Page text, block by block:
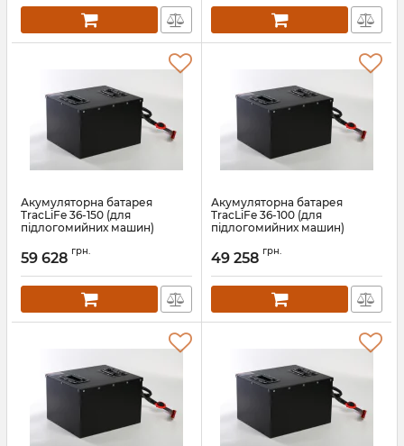
Акумуляторна батарея
TracLiFe 36-150 (для
підлогомийних машин)
59 628 грн.
Акумуляторна батарея
TracLiFe 36-100 (для
підлогомийних машин)
49 258 грн.